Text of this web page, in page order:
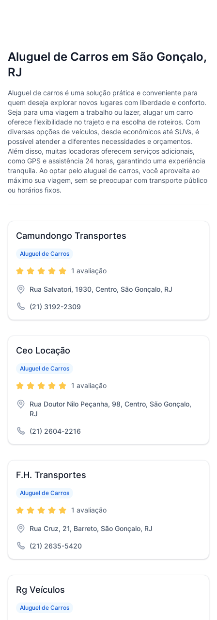
Aluguel de Carros em São Gonçalo,
RJ
Aluguel de carros é uma solução prática e conveniente para
quem deseja explorar novos lugares com liberdade e conforto.
Seja para uma viagem a trabalho ou lazer, alugar um carro
oferece flexibilidade no trajeto e na escolha de roteiros. Com
diversas opções de veículos, desde econômicos até SUVs, é
possível atender a diferentes necessidades e orçamentos.
Além disso, muitas locadoras oferecem serviços adicionais,
como GPS e assistência 24 horas, garantindo uma experiência
tranquila. Ao optar pelo aluguel de carros, você aproveita ao
máximo sua viagem, sem se preocupar com transporte público
ou horários fixos.
Camundongo Transportes
Aluguel de Carros
1 avaliação
Rua Salvatori, 1930, Centro, São Gonçalo, RJ
(21) 3192-2309
Ceo Locação
Aluguel de Carros
1 avaliação
Rua Doutor Nilo Peçanha, 98, Centro, São Gonçalo,
RJ
(21) 2604-2216
F.H. Transportes
Aluguel de Carros
1 avaliação
Rua Cruz, 21, Barreto, São Gonçalo, RJ
(21) 2635-5420
Rg Veículos
Aluguel de Carros